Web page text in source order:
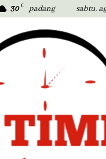
30 C padang sabtu,